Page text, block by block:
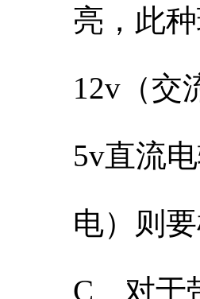
亮，此
12v（交
5v直流
电）则
C、对于